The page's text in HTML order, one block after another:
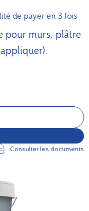
de payer en 3 fois
pour murs, plâtre
Consulter les documents